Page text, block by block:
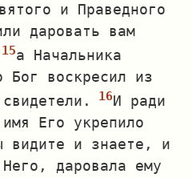
и Праведного
даровать вам
а Начальника
Бог воскресил из
И ради
Его укрепило
видите и знаете, и
даровала ему